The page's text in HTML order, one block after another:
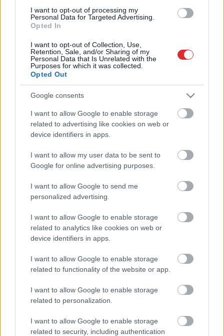
I want to opt-out of processing my
Personal Data for Targeted Advertising.
Opted In
I want to opt-out of Collection, Use,
Retention, Sale, and/or Sharing of my
Personal Data that Is Unrelated with the
Purposes for which it was collected.
Opted Out
Google consents
I want to allow Google to enable storage
related to advertising like cookies on web or
device identifiers in apps.
I want to allow my user data to be sent to
Google for online advertising purposes.
I want to allow Google to send me
personalized advertising.
I want to allow Google to enable storage
related to analytics like cookies on web or
device identifiers in apps.
I want to allow Google to enable storage
related to functionality of the website or app.
I want to allow Google to enable storage
related to personalization.
I want to allow Google to enable storage
related to security, including authentication
Galvenais ir apturēt cilvēku
nogalināšanu
Mitrofanovs: Ja pēc katra
sniegputeņa nošausim
patronas
VIDEO. Kāpēc krievu tautības
cilvēki, dzīvojot Latvijā, tā arī nav
iemācījušies runāt latviski? Skaidro
Miroslavs Mitrofanovs
Miroslavs Mitrofanovs: “Tā ir
pret pilsoņiem, kuru dzimtā valoda
ir krievu!”
un Latvijas Krievu
savienība apsver iespēju apstrīdēt
vēlēšanu rezultātus
Jautājums
latvieši nemetas uz ceļiem?
Krievijas dezinformācijas apskats